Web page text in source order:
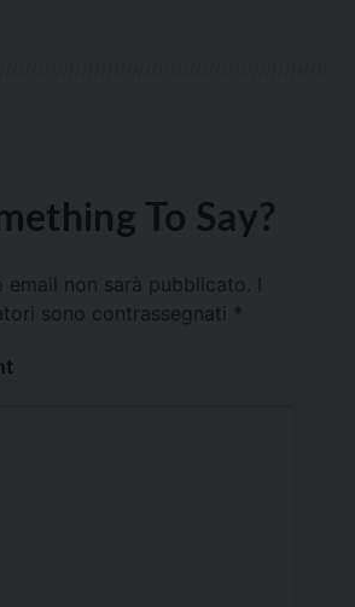
To Say?
email non sarà pubblicato.
sono contrassegnati *